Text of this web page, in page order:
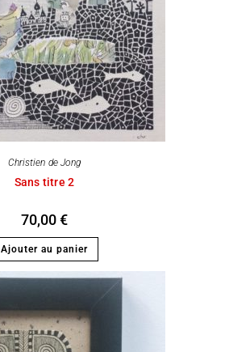
Christien de Jong
Sans titre 2
70,00€
Ajouter au panier